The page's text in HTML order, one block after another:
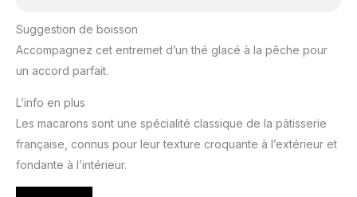
Suggestion de boisson
Accompagnez cet entremet d’un thé glacé à la pêche pour
un accord parfait.
L’info en plus
Les macarons sont une spécialité classique de la pâtisserie
française, connus pour leur texture croquante à l’extérieur et
fondante à l’intérieur.